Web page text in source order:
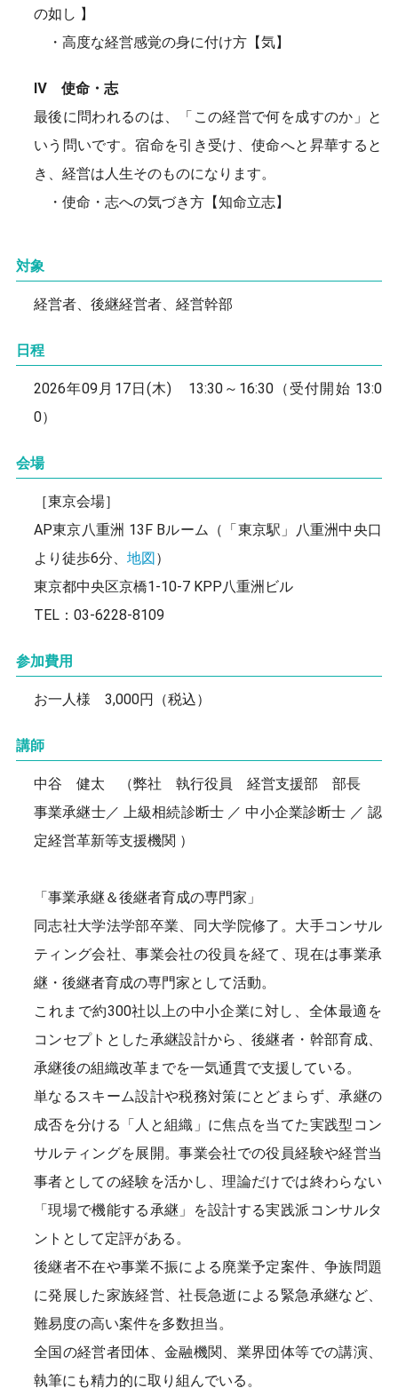
の如し 】
・高度な経営感覚の身に付け方【気】
Ⅳ 使命・志
最後に問われるのは、「この経営で何を成すのか」と
いう問いです。宿命を引き受け、使命へと昇華すると
き、経営は人生そのものになります。
・使命・志への気づき方【知命立志】
対象
経営者、後継経営者、経営幹部
日程
2026年09月17日(木) 13:30～16:30（受付開始 13:0
0）
会場
［東京会場］
AP東京八重洲 13F Bルーム（「東京駅」八重洲中央口
より徒歩6分、 地図）
東京都中央区京橋1-10-7 KPP八重洲ビル
TEL：03-6228-8109
参加費用
お一人様 3,000円（税込）
講師
中谷 健太 （弊社 執行役員 経営支援部 部長
事業承継士／ 上級相続診断士 ／ 中小企業診断士 ／ 認
定経営革新等支援機関 ）
「事業承継＆後継者育成の専門家」
同志社大学法学部卒業、同大学院修了。大手コンサル
ティング会社、事業会社の役員を経て、現在は事業承
継・後継者育成の専門家として活動。
これまで約300社以上の中小企業に対し、全体最適を
コンセプトとした承継設計から、後継者・幹部育成、
承継後の組織改革までを一気通貫で支援している。
単なるスキーム設計や税務対策にとどまらず、承継の
成否を分ける「人と組織」に焦点を当てた実践型コン
サルティングを展開。事業会社での役員経験や経営当
事者としての経験を活かし、理論だけでは終わらない
「現場で機能する承継」を設計する実践派コンサルタ
ントとして定評がある。
後継者不在や事業不振による廃業予定案件、争族問題
に発展した家族経営、社長急逝による緊急承継など、
難易度の高い案件を多数担当。
全国の経営者団体、金融機関、業界団体等での講演、
執筆にも精力的に取り組んでいる。